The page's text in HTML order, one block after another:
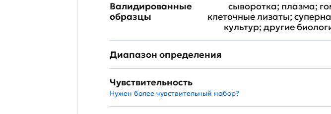
Валидированные
образцы
сыворотка; плазма;
клеточные лизаты;
культур; другие
Диапазон определения
Чувствительность
Нужен более чувствительный набор?